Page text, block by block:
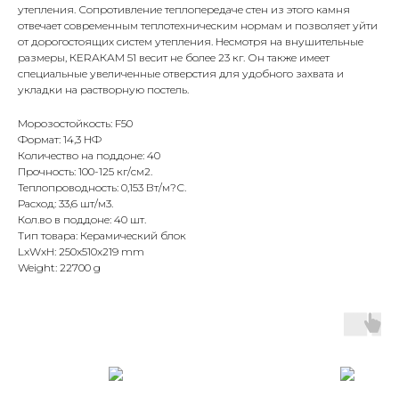
утепления. Сопротивление теплопередаче стен из этого камня
отвечает современным теплотехническим нормам и позволяет уйти
от дорогостоящих систем утепления. Несмотря на внушительные
размеры, КЕRАКАМ 51 весит не более 23 кг. Он также имеет
специальные увеличенные отверстия для удобного захвата и
укладки на растворную постель.
Морозостойкость: F50
Формат: 14,3 НФ
Количество на поддоне: 40
Прочность: 100-125 кг/см2.
Теплопроводность: 0,153 Вт/м?С.
Расход: 33,6 шт/м3.
Кол.во в поддоне: 40 шт.
Тип товара: Керамический блок
LxWxH: 250x510x219 mm
Weight: 22700 g